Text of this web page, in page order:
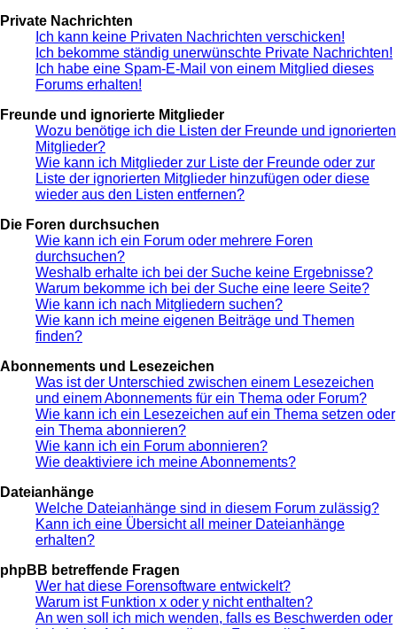
Private Nachrichten
Ich kann keine Privaten Nachrichten verschicken!
Ich bekomme ständig unerwünschte Private Nachrichten!
Ich habe eine Spam-E-Mail von einem Mitglied dieses
Forums erhalten!
Freunde und ignorierte Mitglieder
Wozu benötige ich die Listen der Freunde und ignorierten
Mitglieder?
Wie kann ich Mitglieder zur Liste der Freunde oder zur
Liste der ignorierten Mitglieder hinzufügen oder diese
wieder aus den Listen entfernen?
Die Foren durchsuchen
Wie kann ich ein Forum oder mehrere Foren
durchsuchen?
Weshalb erhalte ich bei der Suche keine Ergebnisse?
Warum bekomme ich bei der Suche eine leere Seite?
Wie kann ich nach Mitgliedern suchen?
Wie kann ich meine eigenen Beiträge und Themen
finden?
Abonnements und Lesezeichen
Was ist der Unterschied zwischen einem Lesezeichen
und einem Abonnements für ein Thema oder Forum?
Wie kann ich ein Lesezeichen auf ein Thema setzen oder
ein Thema abonnieren?
Wie kann ich ein Forum abonnieren?
Wie deaktiviere ich meine Abonnements?
Dateianhänge
Welche Dateianhänge sind in diesem Forum zulässig?
Kann ich eine Übersicht all meiner Dateianhänge
erhalten?
phpBB betreffende Fragen
Wer hat diese Forensoftware entwickelt?
Warum ist Funktion x oder y nicht enthalten?
An wen soll ich mich wenden, falls es Beschwerden oder